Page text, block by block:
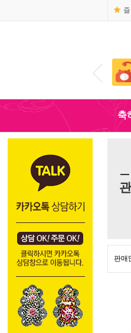
축
판매